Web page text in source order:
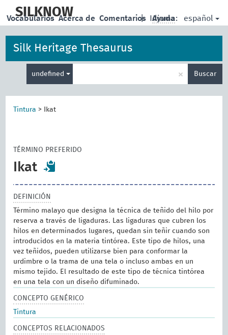
main
SILKNOW | Idioma: español
Vocabularios Acerca de Comentarios Ayuda
Silk Heritage Thesaurus
undefined × Buscar
Tintura > Ikat
TÉRMINO PREFERIDO
Ikat
DEFINICIÓN
Término malayo que designa la técnica de teñido del hilo por
reserva a través de ligaduras. Las ligaduras que cubren los
hilos en determinados lugares, quedan sin teñir cuando son
introducidos en la materia tintórea. Este tipo de hilos, una
vez teñidos, pueden utilizarse bien para conformar la
urdimbre o la trama de una tela o incluso ambas en un
mismo tejido. El resultado de este tipo de técnica tintórea
en una tela con un diseño difuminado.
CONCEPTO GENÉRICO
Tintura
CONCEPTOS RELACIONADOS